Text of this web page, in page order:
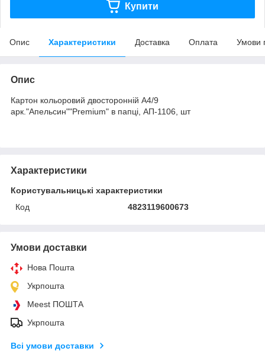
Купити
Опис Характеристики Доставка Оплата Умови
Опис
Картон кольоровий двосторонній А4/9
арк."Апельсин""Premium" в папці, АП-1106, шт
Характеристики
Користувальницькі характеристики
Код
4823119600673
Умови доставки
Нова Пошта
Укрпошта
Meest ПОШТА
Укрпошта
Всі умови доставки